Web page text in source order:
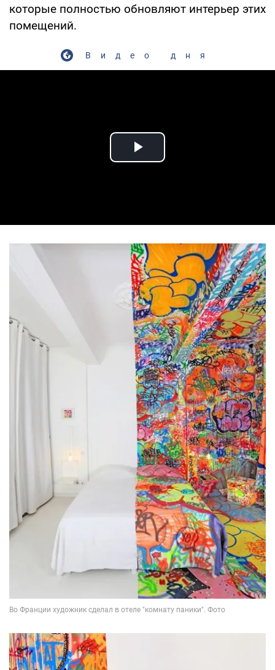
которые полностью обновляют интерьер этих
помещений.
Видео дня
Play Video